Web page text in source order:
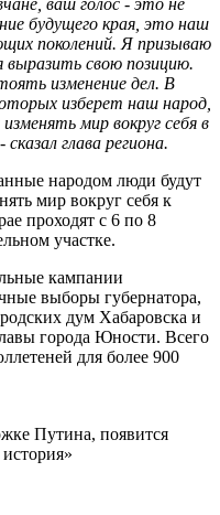
ваш голос - это не
будущего края, это наш
поколений. Я призываю
выразить свою позицию.
изменение дел. В
изберет наш народ,
мир вокруг себя в
глава региона.
народом люди будут
мир вокруг себя к
проходят с 6 по 8
участке.
кампании
выборы губернатора,
дум Хабаровска и
города Юности. Всего
для более 900